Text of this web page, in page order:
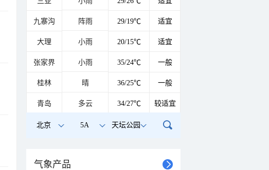
九寨沟 阵雨 29/19℃ 适宜
大理 小雨 20/15℃ 适宜
张家界 小雨 35/24℃ 一般
桂林 晴 36/25℃ 一般
青岛 多云 34/27℃ 较适宜
北京 5A 天坛公园
气象产品